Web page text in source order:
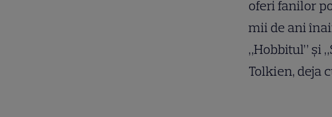
oferi fanilor
mii de ani
„Hobbitul” și
Tolkien, deja